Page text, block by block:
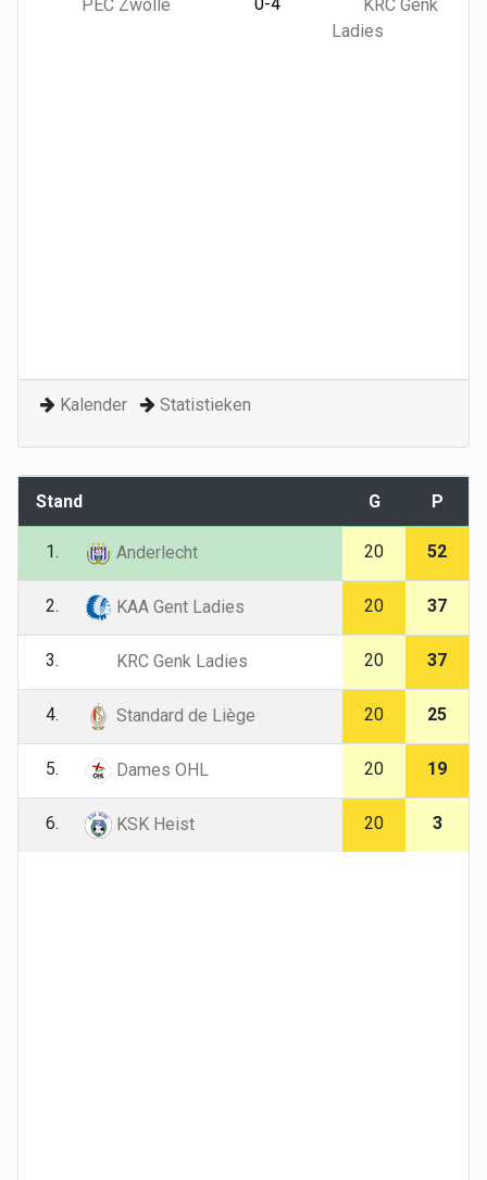
PEC Zwolle
KRC Genk
Ladies
Kalender Statistieken
Stand G P
1. Anderlecht 20 52
2. KAA Gent Ladies 20 37
3. KRC Genk Ladies 20 37
4. Standard de Liège 20 25
5. Dames OHL 20 19
6. KSK Heist 20 3